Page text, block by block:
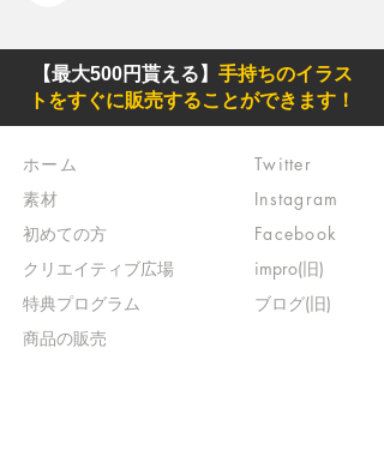
【最大500円貰える】 手持ちのイラス
トをすぐに販売することができます！
ホーム
素材
初めての方
​クリエイティブ広場
​特典プログラム
​商品の販売
Twitter
Instagram
Facebook
impro(旧)​
ブログ(旧)